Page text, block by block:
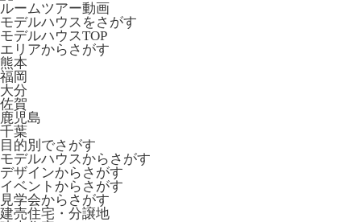
ルームツアー動画
モデルハウスをさがす
モデルハウスTOP
エリアからさがす
熊本
福岡
大分
佐賀
鹿児島
千葉
目的別でさがす
モデルハウスからさがす
デザインからさがす
イベントからさがす
見学会からさがす
建売住宅・分譲地